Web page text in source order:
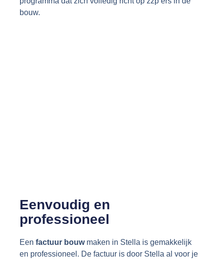
bouw.
Eenvoudig en
professioneel
Een factuur bouwmaken in Stella is gemakkelijk
en professioneel. De factuur is door Stella al voor je